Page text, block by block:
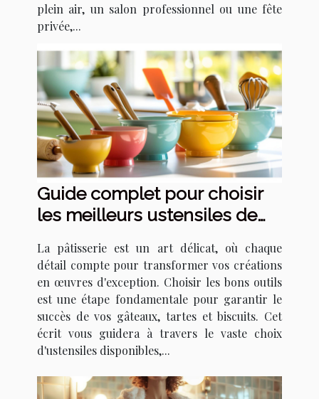
plein air, un salon professionnel ou une fête
privée,...
Guide complet pour choisir
les meilleurs ustensiles de
La pâtisserie est un art délicat, où chaque
détail compte pour transformer vos créations
en œuvres d'exception. Choisir les bons outils
est une étape fondamentale pour garantir le
succès de vos gâteaux, tartes et biscuits. Cet
écrit vous guidera à travers le vaste choix
d'ustensiles disponibles,...